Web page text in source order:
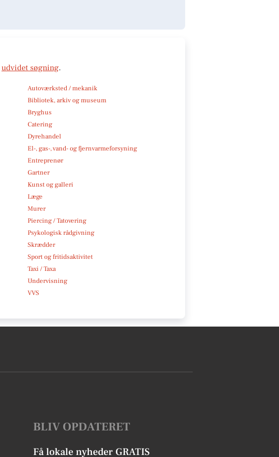
udvidet søgning.
Autoværksted / mekanik
Bibliotek, arkiv og museum
Bryghus
Catering
Dyrehandel
El-, gas-, vand- og fjernvarmeforsyning
Entreprenør
Gartner
Kunst og galleri
Læge
Murer
Piercing / Tatovering
Psykologisk rådgivning
Skrædder
Sport og fritidsaktivitet
Taxi / Taxa
Undervisning
VVS
BLIV OPDATERET
Få lokale nyheder GRATIS